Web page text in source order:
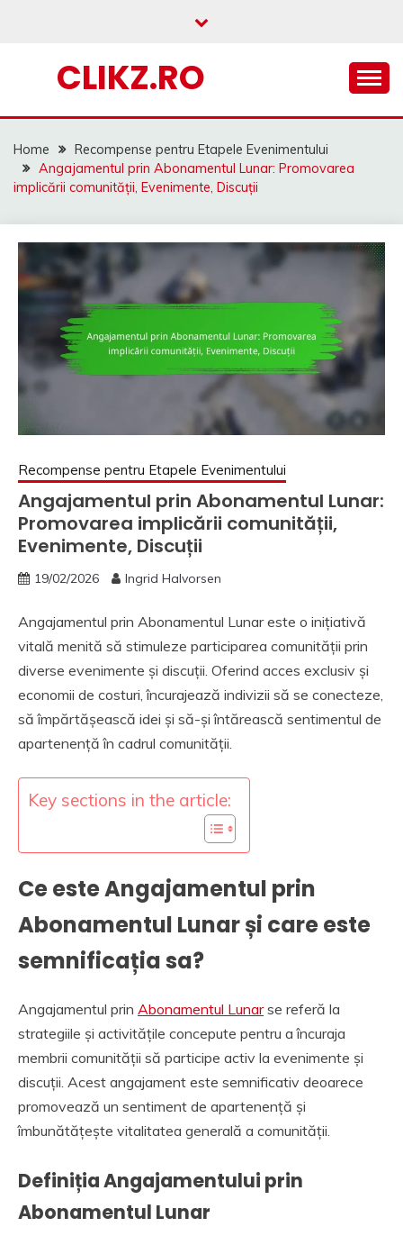
CLIKZ.RO
Home
Recompense pentru Etapele Evenimentului
Angajamentul prin Abonamentul Lunar: Promovarea
implicării comunității, Evenimente, Discuții
Recompense pentru Etapele Evenimentului
Angajamentul prin Abonamentul Lunar:
Promovarea implicării comunității,
Evenimente, Discuții
19/02/2026 Ingrid Halvorsen
Angajamentul prin Abonamentul Lunar este o inițiativă
vitală menită să stimuleze participarea comunității prin
diverse evenimente și discuții. Oferind acces exclusiv și
economii de costuri, încurajează indivizii să se conecteze,
să împărtășească idei și să-și întărească sentimentul de
apartenență în cadrul comunității.
Key sections in the article:
Ce este Angajamentul prin
Abonamentul Lunar și care este
semnificația sa?
Angajamentul prin Abonamentul Lunarse referă la
strategiile și activitățile concepute pentru a încuraja
membrii comunității să participe activ la evenimente și
discuții. Acest angajament este semnificativ deoarece
promovează un sentiment de apartenență și
îmbunătățește vitalitatea generală a comunității.
Definiția Angajamentului prin
Abonamentul Lunar